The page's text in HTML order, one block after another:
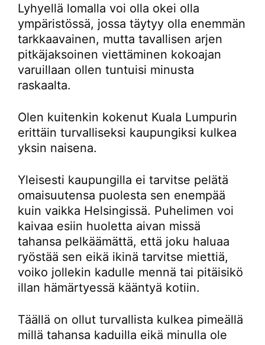
Lyhyellä lomalla voi olla okei olla
ympäristössä, jossa täytyy olla enemmän
tarkkaavainen, mutta tavallisen arjen
pitkäjaksoinen viettäminen kokoajan
varuillaan ollen tuntuisi minusta
raskaalta.
Olen kuitenkin kokenut Kuala Lumpurin
erittäin turvalliseksi kaupungiksi kulkea
yksin naisena.
Yleisesti kaupungilla ei tarvitse pelätä
omaisuutensa puolesta sen enempää
kuin vaikka Helsingissä. Puhelimen voi
kaivaa esiin huoletta aivan missä
tahansa pelkäämättä, että joku haluaa
ryöstää sen eikä ikinä tarvitse miettiä,
voiko jollekin kadulle mennä tai pitäisikö
illan hämärtyessä kääntyä kotiin.
Täällä on ollut turvallista kulkea pimeällä
millä tahansa kaduilla eikä minulla ole